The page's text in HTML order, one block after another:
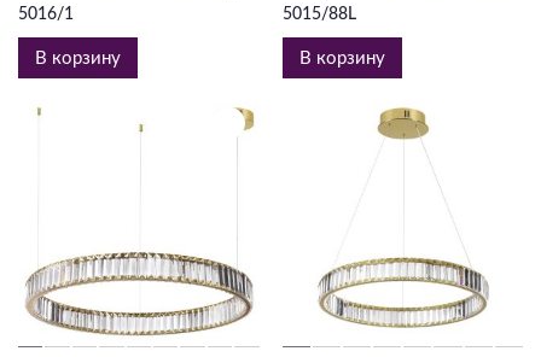
5016/1
В корзину
5015/88L
В корзину